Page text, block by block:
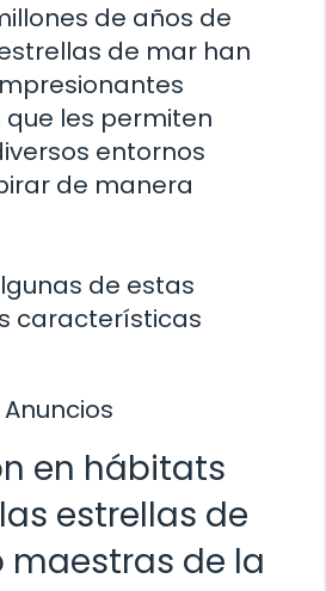
de años de
de mar han
les permiten
entornos
de manera
de estas
características
Anuncios
en hábitats
estrellas de
de la